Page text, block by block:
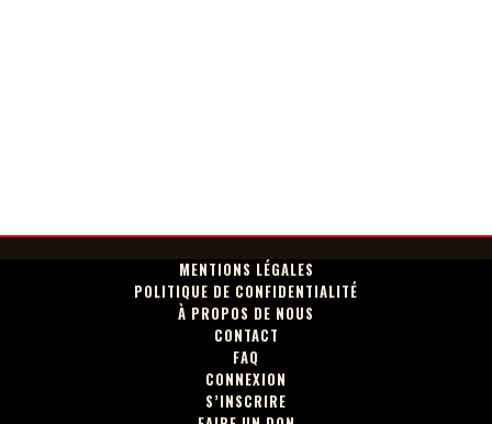
MENTIONS LÉGALES
POLITIQUE DE CONFIDENTIALITÉ
À PROPOS DE NOUS
CONTACT
FAQ
CONNEXION
S’INSCRIRE